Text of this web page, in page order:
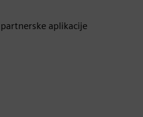
aplikacije